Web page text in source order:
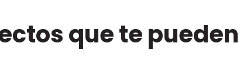
que te pueden